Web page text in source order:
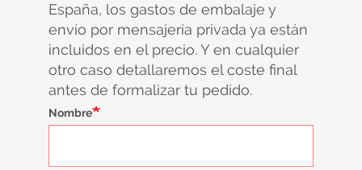
España, los gastos de embalaje y
envío por mensajería privada ya están
incluidos en el precio. Y en cualquier
otro caso detallaremos el coste final
antes de formalizar tu pedido.
Nombre